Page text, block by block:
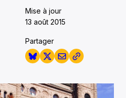
Mise à jour
13 août 2015
Partager